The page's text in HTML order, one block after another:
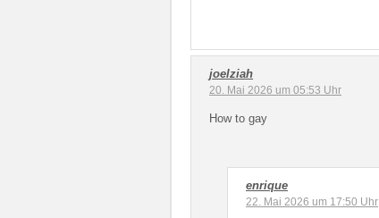
joelziah
20. Mai 2026 um 05:53 Uhr
How to gay
enrique
22. Mai 2026 um 17:50 Uhr